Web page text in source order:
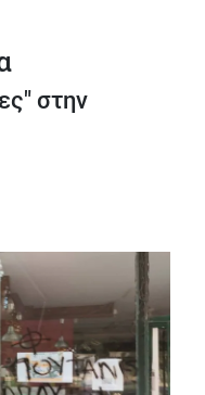
στην